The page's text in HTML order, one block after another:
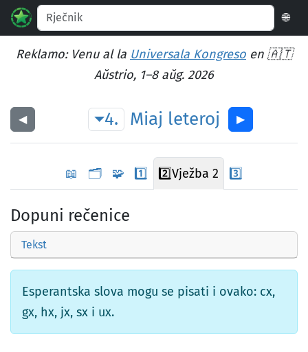
🌐
Reklamo: Venu al la Universala Kongreso en 🇦🇹
Aŭstrio, 1–8 aŭg. 2026
◀︎ 4. Miaj leteroj ▶︎
📖 🗂️ 🧩 1️⃣ 2️⃣Vježba 2 3️⃣
Dopuni rečenice
Tekst
Esperantska slova mogu se pisati i ovako: cx,
gx, hx, jx, sx i ux.